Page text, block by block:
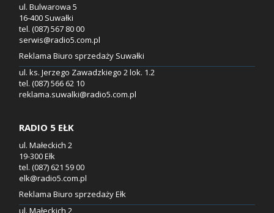
ul. Bulwarowa 5
16-400 Suwałki
tel. (087) 567 80 00
serwis@radio5.com.pl
Reklama Biuro sprzedaży Suwałki
ul. ks. Jerzego Zawadzkiego 2 lok. 1.2
tel. (087) 566 62 10
reklama.suwalki@radio5.com.pl
RADIO 5 EŁK
ul. Małeckich 2
19-300 Ełk
tel. (087) 621 59 00
elk@radio5.com.pl
Reklama Biuro sprzedaży Ełk
ul. Małeckich 2